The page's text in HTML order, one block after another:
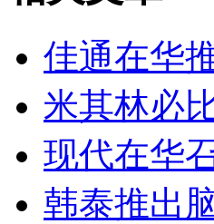
佳通在华
米其林必
现代在华
韩泰推出